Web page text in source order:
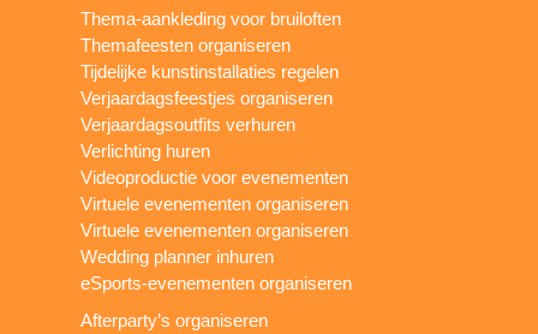
Thema-aankleding voor bruiloften
Themafeesten organiseren
Tijdelijke kunstinstallaties regelen
Verjaardagsfeestjes organiseren
Verjaardagsoutfits verhuren
Verlichting huren
Videoproductie voor evenementen
Virtuele evenementen organiseren
Virtuele evenementen organiseren
Wedding planner inhuren
eSports-evenementen organiseren
Afterparty’s organiseren